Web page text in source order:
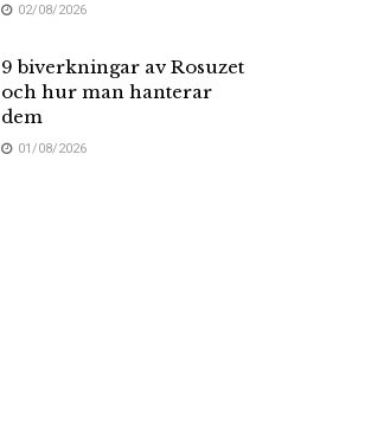
02/08/2026
9 biverkningar av Rosuzet
och hur man hanterar
dem
01/08/2026